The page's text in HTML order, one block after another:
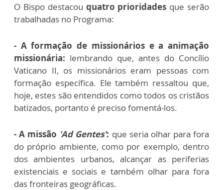
O Bispo destacou quatro prioridades que serão
trabalhadas no Programa:
- A formação de missionários e a animação
missionária: lembrando que, antes do Concílio
Vaticano II, os missionários eram pessoas com
formação específica. Ele também ressaltou que,
hoje, estes são entendidos como todos os cristãos
batizados, portanto é preciso fomentá-los.
- A missão 'Ad Gentes': que seria olhar para fora
do próprio ambiente, como por exemplo, dentro
dos ambientes urbanos, alcançar as periferias
existenciais e sociais e também olhar para fora
das fronteiras geográficas.